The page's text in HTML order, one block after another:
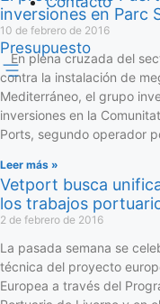
Presupuesto
inversiones en Parc
10 de febrero de 2016
En plena cruzada del
contra la instalación de
Mediterráneo, el grupo
inversiones en la
Ports, segundo operador
Leer más »
Vetport busca
los trabajos
2 de febrero de 2016
La pasada semana se
técnica del proyecto
Europea a través del